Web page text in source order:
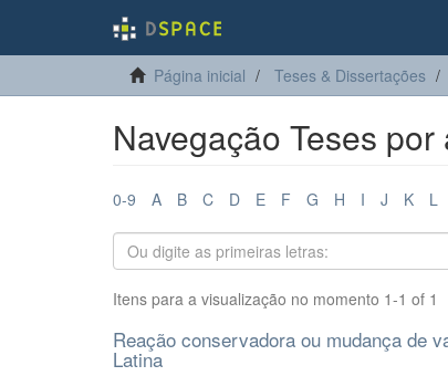
Página inicial Teses & Dissertações
Navegação Teses
0-9 A B C D E F G H I J K L
Itens para a visualização no momento 1-1 of 1
Reação conservadora ou mudança de
Latina